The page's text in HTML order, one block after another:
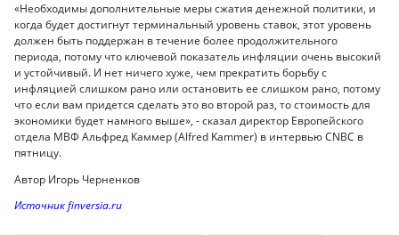
«Необходимы дополнительные меры сжатия денежной политики, и
когда будет достигнут терминальный уровень ставок, этот уровень
должен быть поддержан в течение более продолжительного
периода, потому что ключевой показатель инфляции очень высокий
и устойчивый. И нет ничего хуже, чем прекратить борьбу с
инфляцией слишком рано или остановить ее слишком рано, потому
что если вам придется сделать это во второй раз, то стоимость для
экономики будет намного выше», - сказал директор Европейского
отдела МВФ Альфред Каммер (Alfred Kammer) в интервью CNBC в
пятницу.
Автор Игорь Черненков
Источник finversia.ru